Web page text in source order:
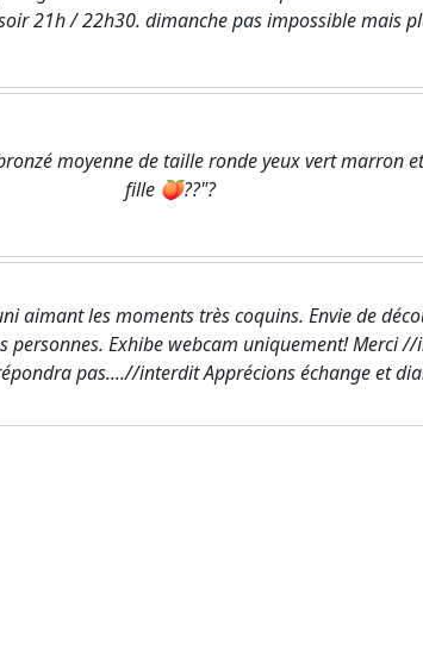
21h / 22h30. dimanche pas impossible mais
moyenne de taille ronde yeux vert marron
fille 🍑??"?
aimant les moments très coquins. Envie de
personnes. Exhibe webcam uniquement! Merci
pas....//interdit Apprécions échange et